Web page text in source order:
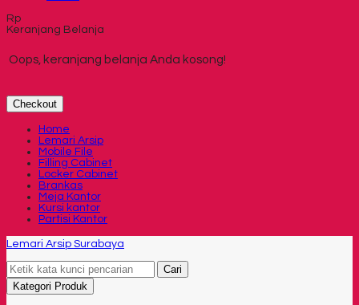
Rp
Keranjang Belanja
Oops, keranjang belanja Anda kosong!
Checkout
Home
Lemari Arsip
Mobile File
Filling Cabinet
Locker Cabinet
Brankas
Meja Kantor
Kursi kantor
Partisi Kantor
Lemari Arsip Surabaya
Cari
Kategori Produk